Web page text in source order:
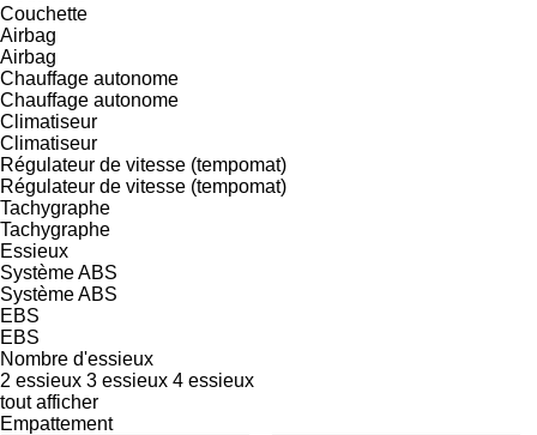
Couchette
Airbag
Airbag
Chauffage autonome
Chauffage autonome
Climatiseur
Climatiseur
Régulateur de vitesse (tempomat)
Régulateur de vitesse (tempomat)
Tachygraphe
Tachygraphe
Essieux
Système ABS
Système ABS
EBS
EBS
Nombre d'essieux
2 essieux 3 essieux 4 essieux
tout afficher
Empattement